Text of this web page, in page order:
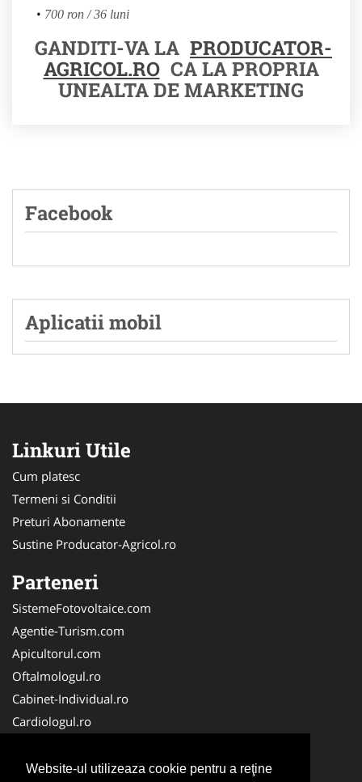
Website-ul utilizeaza cookie pentru a reţine
700 ron / 36 luni
GANDITI-VA LA PRODUCATOR-
AGRICOL.RO CA LA PROPRIA
UNEALTA DE MARKETING
Facebook
Aplicatii mobil
Linkuri Utile
Cum platesc
Termeni si Conditii
Preturi Abonamente
Sustine Producator-Agricol.ro
Parteneri
SistemeFotovoltaice.com
Agentie-Turism.com
Apicultorul.com
Oftalmologul.ro
Cabinet-Individual.ro
Cardiologul.ro
CramaVinuri.ro